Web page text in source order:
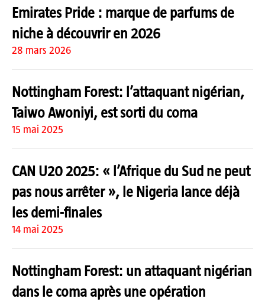
Emirates Pride : marque de parfums de
niche à découvrir en 2026
28 mars 2026
Nottingham Forest: l’attaquant nigérian,
Taiwo Awoniyi, est sorti du coma
15 mai 2025
CAN U20 2025: « l’Afrique du Sud ne peut
pas nous arrêter », le Nigeria lance déjà
les demi-finales
14 mai 2025
Nottingham Forest: un attaquant nigérian
dans le coma après une opération